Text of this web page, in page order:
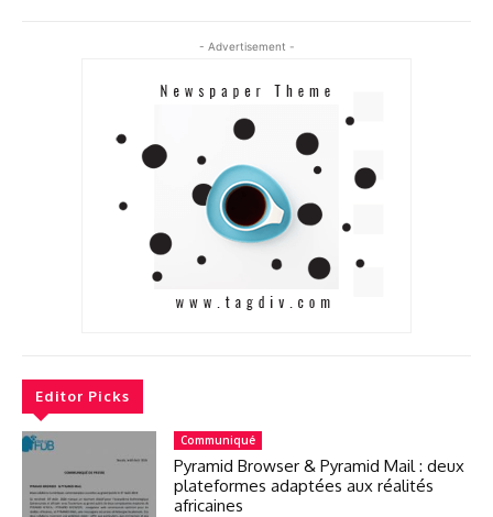
- Advertisement -
Editor Picks
Communiqué
Pyramid Browser & Pyramid Mail : deux
plateformes adaptées aux réalités
africaines